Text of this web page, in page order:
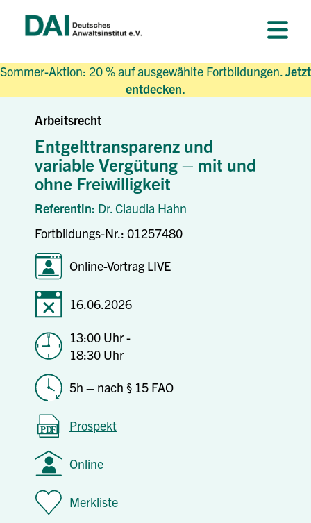
Sommer-Aktion: 20 % auf ausgewählte Fortbildungen.Jetzt
entdecken.
Arbeitsrecht
Entgelttransparenz und
variable Vergütung – mit und
ohne Freiwilligkeit
Referentin: Dr. Claudia Hahn
Fortbildungs-Nr.: 01257480
Online-Vortrag LIVE
16.06.2026
13:00 Uhr -
18:30 Uhr
5h – nach § 15 FAO
Prospekt
Online
Merkliste